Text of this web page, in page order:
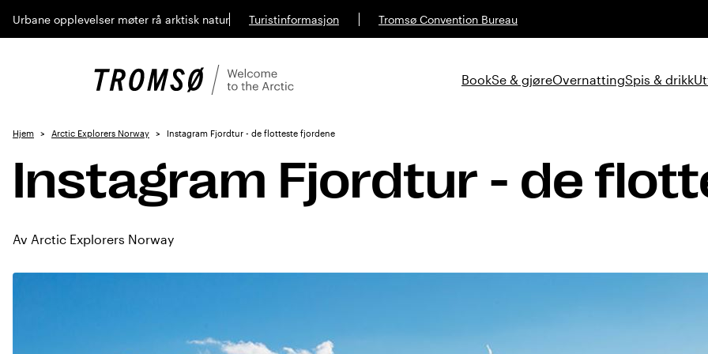
Urbane opplevelser møter rå arktisk natur Turistinformasjon Tromsø Convention Bureau
BookSe & gjøreOvernattingSpis & drikk
Hjem Arctic Explorers Norway Instagram Fjordtur - de flotteste fjordene
Instagram Fjordtur - de
Av Arctic Explorers Norway